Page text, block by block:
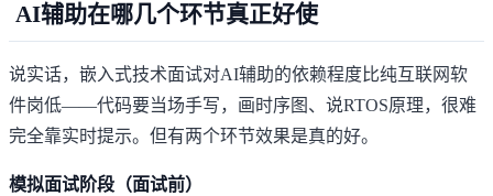
AI辅助在哪几个环节真正好使
说实话，嵌入式技术面试对AI辅助的依赖程度比纯互联网软
件岗低——代码要当场手写，画时序图、说RTOS原理，很难
完全靠实时提示。但有两个环节效果是真的好。
模拟面试阶段（面试前）